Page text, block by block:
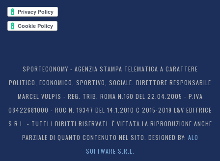
SPORTECONOMY - AGENZIA STAMPA TELEMATICA A CARATTERE
POLITICO, ECONOMICO, SPORTIVO, SOCIALE. DIRETTORE RESPONSABILE
MARCEL VULPIS - REG. TRIB. ROMA N.160 DEL 22.04.2005 - P.IVA
08422681000 - ROC N. 19347 DEL 14.1.2010 C 2015-2019 L&V EDITRICE
S.R.L. - TUTTI I DIRITTI RISERVATI. È VIETATA LA RIPRODUZIONE ANCHE
PARZIALE DI QUANTO CONTENUTO NEL SITO. DESIGNED BY: ALO
SOFTWARE S.R.L.